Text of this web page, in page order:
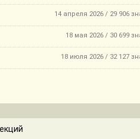
14 апреля 2026 / 29 906
18 мая 2026 / 30 699
18 июля 2026 / 32 127